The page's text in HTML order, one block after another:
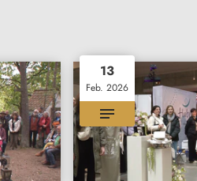
13
Feb. 2026